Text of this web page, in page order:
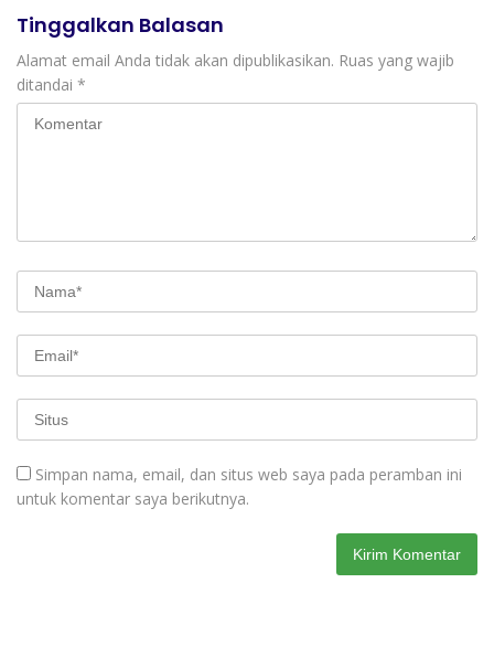
Tinggalkan Balasan
Alamat email Anda tidak akan dipublikasikan. Ruas yang wajib
ditandai *
Simpan nama, email, dan situs web saya pada peramban ini
untuk komentar saya berikutnya.